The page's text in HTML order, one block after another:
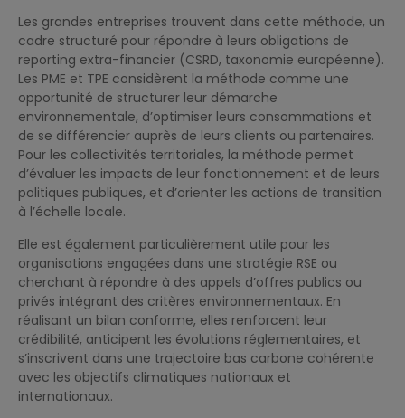
Les grandes entreprises trouvent dans cette méthode, un
cadre structuré pour répondre à leurs obligations de
reporting extra-financier (CSRD, taxonomie européenne).
Les PME et TPE considèrent la méthode comme une
opportunité de structurer leur démarche
environnementale, d’optimiser leurs consommations et
de se différencier auprès de leurs clients ou partenaires.
Pour les collectivités territoriales, la méthode permet
d’évaluer les impacts de leur fonctionnement et de leurs
politiques publiques, et d’orienter les actions de transition
à l’échelle locale.
Elle est également particulièrement utile pour les
organisations engagées dans une stratégie RSE ou
cherchant à répondre à des appels d’offres publics ou
privés intégrant des critères environnementaux. En
réalisant un bilan conforme, elles renforcent leur
crédibilité, anticipent les évolutions réglementaires, et
s’inscrivent dans une trajectoire bas carbone cohérente
avec les objectifs climatiques nationaux et
internationaux.